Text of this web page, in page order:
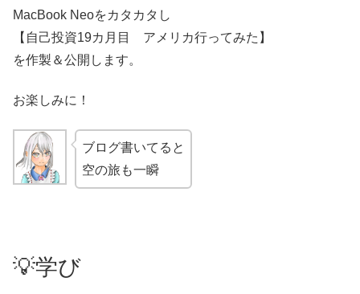
MacBook Neoをカタカタし
【自己投資19カ月目 アメリカ行ってみた】
を作製＆公開します。
お楽しみに！
ブログ書いてると
空の旅も一瞬
💡学び